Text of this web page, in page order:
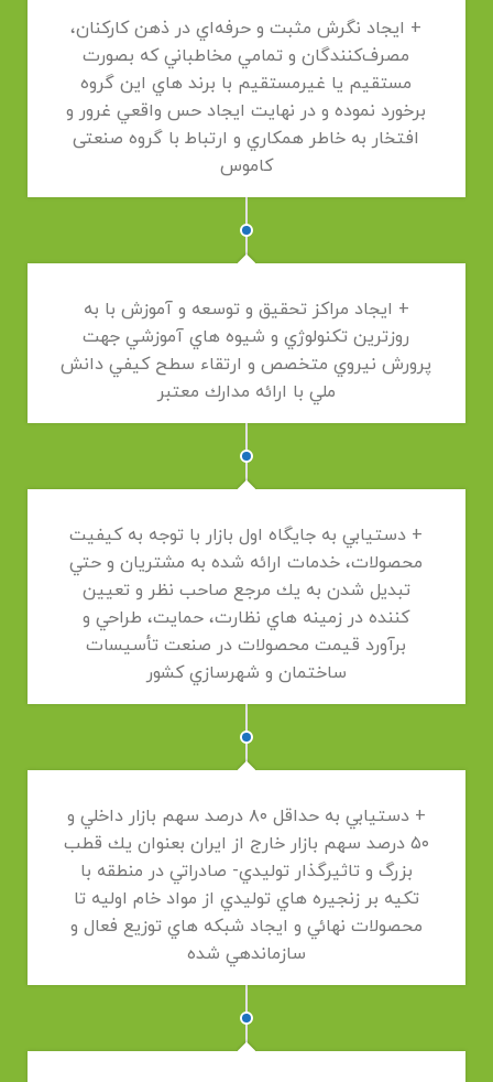
+ ايجاد نگرش مثبت و حرفه‌اي در ذهن كاركنان،
مصرف‌كنندگان و تمامي مخاطباني كه بصورت
مستقيم يا غيرمستقيم با برند هاي اين گروه
برخورد نموده و در نهايت ايجاد حس واقعي غرور و
افتخار به خاطر همكاري و ارتباط با گروه صنعتی
کاموس
+ ايجاد مراكز تحقيق و توسعه و آموزش با به
روزترين تكنولوژي و شيوه هاي آموزشي جهت
پرورش نيروي متخصص و ارتقاء سطح كيفي دانش
ملي با ارائه مدارك معتبر
+ دستيابي به جايگاه اول بازار با توجه به كيفيت
محصولات، خدمات ارائه شده به مشتريان و حتي
تبديل شدن به يك مرجع صاحب نظر و تعيين
كننده در زمينه هاي نظارت، حمايت، طراحي و
برآورد قيمت محصولات در صنعت تأسيسات
ساختمان و شهرسازي کشور
+ دستيابي به حداقل ۸۰ درصد سهم بازار داخلي و
۵۰ درصد سهم بازار خارج از ايران بعنوان يك قطب
بزرگ و تاثيرگذار توليدي- صادراتي در منطقه با
تكيه بر زنجيره هاي توليدي از مواد خام اوليه تا
محصولات نهائي و ايجاد شبكه هاي توزيع فعال و
سازماندهي شده